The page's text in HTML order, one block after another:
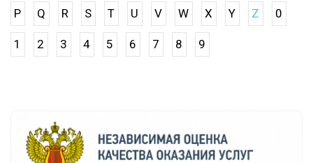
P Q R S T U V W X Y Z 0
1 2 3 4 5 6 7 8 9